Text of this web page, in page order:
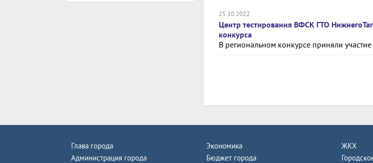
25.10.2022
Центр тестирования ВФСК ГТО
конкурса
В региональном конкурсе приняли
Глава города
Администрация города
Экономика
Бюджет города
ЖКХ